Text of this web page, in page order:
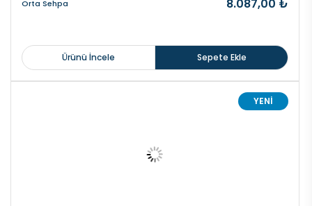
Orta Sehpa 8.087,00 ₺
Ürünü İncele Sepete Ekle
YENİ